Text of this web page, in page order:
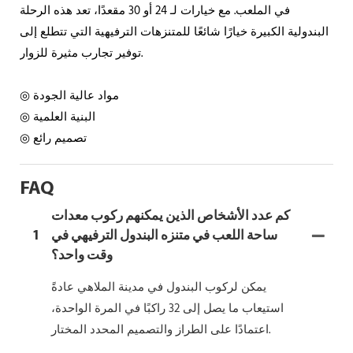
في الملعب. مع خيارات لـ 24 أو 30 مقعدًا، تعد هذه الرحلة
البندولية الكبيرة خيارًا شائعًا للمتنزهات الترفيهية التي تتطلع إلى
توفير تجارب مثيرة للزوار.
◎ البنية العلمية
◎ تصميم رائع
FAQ
1
كم عدد الأشخاص الذين يمكنهم ركوب معدات
ساحة اللعب في متنزه البندول الترفيهي في
وقت واحد؟
يمكن لركوب البندول في مدينة الملاهي عادةً
استيعاب ما يصل إلى 32 راكبًا في المرة الواحدة،
اعتمادًا على الطراز والتصميم المحدد المختار.